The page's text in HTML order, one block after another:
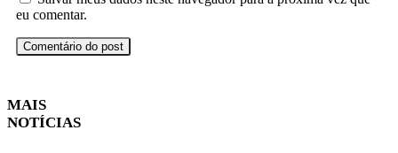
eu comentar.
MAIS
NOTÍCIAS